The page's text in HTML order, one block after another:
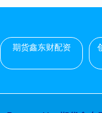
期货鑫东财配资